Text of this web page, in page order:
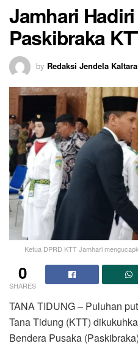
Jamhari
Paskibraka
by Redaksi Jendela Kaltara
Ketua DPRD KTT Jamhari
0
SHARES
TANA TIDUNG – Puluhan
Tana Tidung (KTT)
Bendera Pusaka